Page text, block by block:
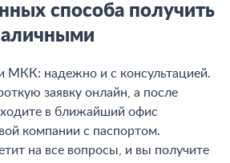
способа получить
надежно и с консультацией.
заявку онлайн, а после
в ближайший офис
компании с паспортом.
на все вопросы, и вы получите